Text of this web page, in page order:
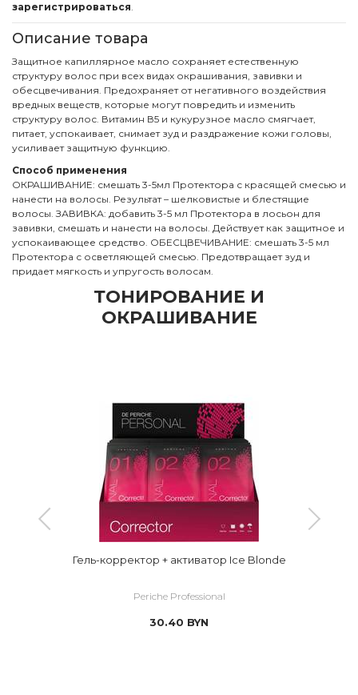
зарегистрироваться.
Описание товара
Защитное капиллярное масло сохраняет естественную
структуру волос при всех видах окрашивания, завивки и
обесцвечивания. Предохраняет от негативного воздействия
вредных веществ, которые могут повредить и изменить
структуру волос. Витамин В5 и кукурузное масло смягчает,
питает, успокаивает, снимает зуд и раздражение кожи головы,
усиливает защитную функцию.
Способ применения
ОКРАШИВАНИЕ: смешать 3-5мл Протектора с красящей смесью и
нанести на волосы. Результат – шелковистые и блестящие
волосы. ЗАВИВКА: добавить 3-5 мл Протектора в лосьон для
завивки, смешать и нанести на волосы. Действует как защитное и
успокаивающее средство. ОБЕСЦВЕЧИВАНИЕ: смешать 3-5 мл
Протектора с осветляющей смесью. Предотвращает зуд и
придает мягкость и упругость волосам.
ТОНИРОВАНИЕ И
ОКРАШИВАНИЕ
Гель-корректор + активатор Ice Blonde
Periche Professional
30.40 BYN